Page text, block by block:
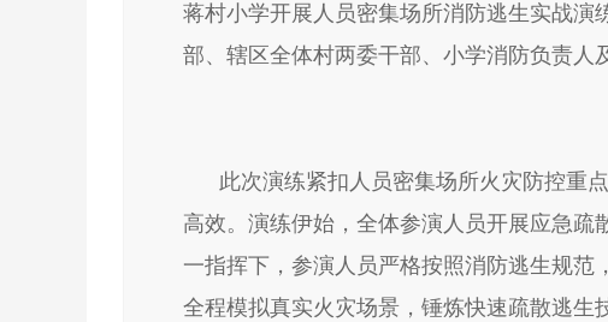
蒋村小学开展人员密集场所消防逃生实战
部、辖区全体村两委干部、小学消防负责人
此次演练紧扣人员密集场所火灾防控重
高效。演练伊始，全体参演人员开展应急
一指挥下，参演人员严格按照消防逃生规范
全程模拟真实火灾场景，锤炼快速疏散逃